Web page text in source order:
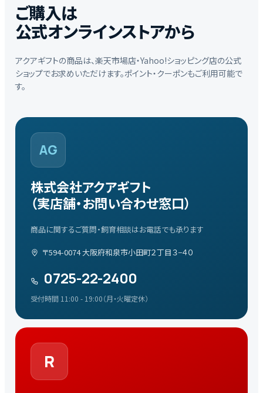
ご購入は
公式オンラインストアから
アクアギフトの商品は、楽天市場店・Yahoo!ショッピング店の公式
ショップでお求めいただけます。ポイント・クーポンもご利用可能で
す。
AG
株式会社アクアギフト
（実店舗・お問い合わせ窓口）
商品に関するご質問・飼育相談はお電話でも承ります
〒594-0074 大阪府和泉市小田町２丁目３−４０
0725-22-2400
受付時間 11:00 - 19:00（月・火曜定休）
R